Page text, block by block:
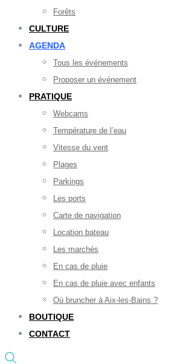
Forêts
CULTURE
AGENDA
Tous les événements
Proposer un événement
PRATIQUE
Webcams
Température de l’eau
Vitesse du vent
Plages
Parkings
Les ports
Carte de navigation
Location bateau
Les marchés
En cas de pluie
En cas de pluie avec enfants
Où bruncher à Aix-les-Bains ?
BOUTIQUE
CONTACT